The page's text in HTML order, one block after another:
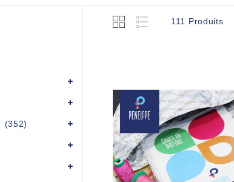
(352)
111 Produits